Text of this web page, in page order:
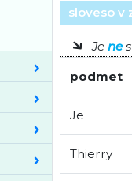
sloveso v
Je ne
podmet
Je
Thierry